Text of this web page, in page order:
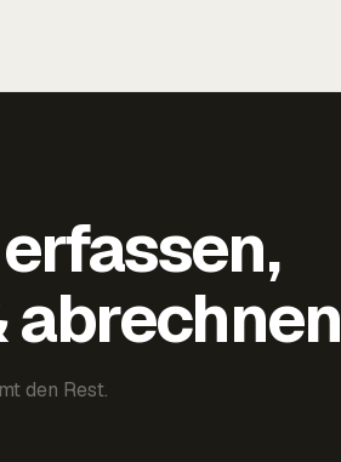
den Rest.